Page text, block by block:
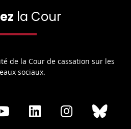
la Cour
de la Cour de cassation sur les
sociaux.
Share
Share
Share